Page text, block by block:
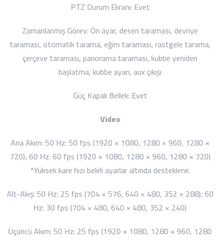
PTZ Durum Ekranı: Evet
Zamanlanmış Görev: Ön ayar, desen taraması, devriye
taraması, otomatik tarama, eğim taraması, rastgele tarama,
çerçeve taraması, panorama taraması, kubbe yeniden
başlatma, kubbe ayarı, aux çıkışı
Güç Kapalı Bellek: Evet
Video
Ana Akım: 50 Hz: 50 fps (1920 × 1080, 1280 × 960, 1280 ×
720); 60 Hz: 60 fps (1920 × 1080, 1280 × 960, 1280 × 720)
*Yüksek kare hızı belirli ayarlar altında desteklenir.
Alt-Akış: 50 Hz: 25 fps (704 × 576, 640 × 480, 352 × 288); 60
Hz: 30 fps (704 × 480, 640 × 480, 352 × 240)
Üçüncü Akım: 50 Hz: 25 fps (1920 × 1080, 1280 × 960, 1280